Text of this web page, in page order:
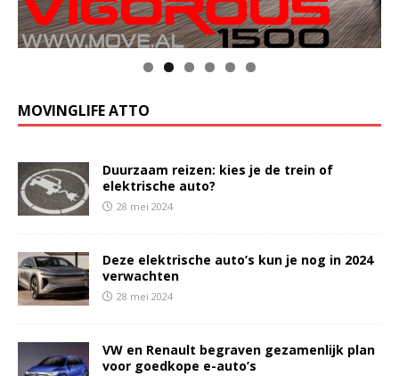
MOVINGLIFE ATTO
Duurzaam reizen: kies je de trein of
elektrische auto?
28 mei 2024
Deze elektrische auto’s kun je nog in 2024
verwachten
28 mei 2024
VW en Renault begraven gezamenlijk plan
voor goedkope e-auto’s